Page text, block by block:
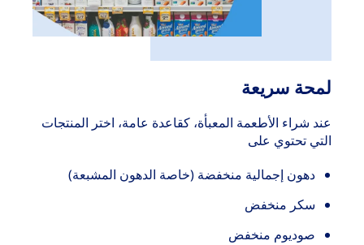
لمحة سريعة
عند شراء الأطعمة المعبأة، كقاعدة عامة، اختر المنتجات
التي تحتوي على
دهون إجمالية منخفضة (خاصة الدهون المشبعة)
سكر منخفض
صوديوم منخفض